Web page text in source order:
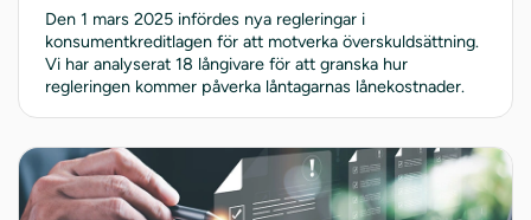
Den 1 mars 2025 infördes nya regleringar i
konsumentkreditlagen för att motverka överskuldsättning.
Vi har analyserat 18 långivare för att granska hur
regleringen kommer påverka låntagarnas lånekostnader.